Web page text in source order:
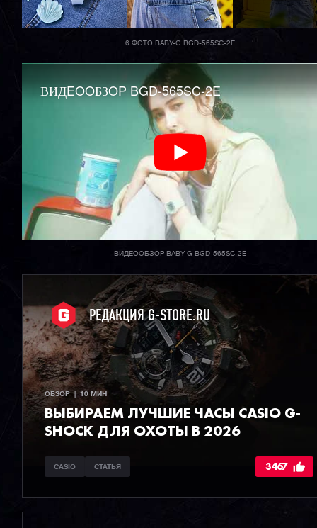
6 ФОТО BABY-G BGD-565SC-2E
ВИДEOOБЗOP BGD-565SC-2E
ВИДЕООБЗОР BABY-G BGD-565SC-2E
РЕДАКЦИЯ G-STORE.RU
ОБЗОР  |  10 МИН
ВЫБИРАЕМ ЛУЧШИЕ ЧАСЫ СASIO G-
SHOCK ДЛЯ ОХОТЫ В 2026
CASIO СТАТЬЯ 3467